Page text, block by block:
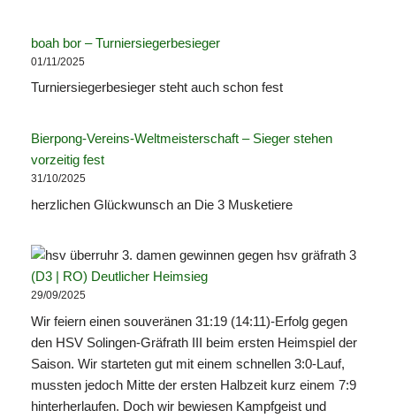
boah bor – Turniersiegerbesieger
01/11/2025
Turniersiegerbesieger steht auch schon fest
Bierpong-Vereins-Weltmeisterschaft – Sieger stehen
vorzeitig fest
31/10/2025
herzlichen Glückwunsch an Die 3 Musketiere
(D3 | RO) Deutlicher Heimsieg
29/09/2025
Wir feiern einen souveränen 31:19 (14:11)-Erfolg gegen
den HSV Solingen-Gräfrath III beim ersten Heimspiel der
Saison. Wir starteten gut mit einem schnellen 3:0-Lauf,
mussten jedoch Mitte der ersten Halbzeit kurz einem 7:9
hinterherlaufen. Doch wir bewiesen Kampfgeist und